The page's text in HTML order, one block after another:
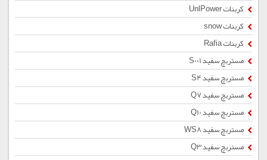
کربنات UnlPower
کربنات snow
کربنات Rafia
مستربچ سفید S001
مستربچ سفید S4
مستربچ سفید Q7
مستربچ سفید Q10
مستربچ سفید WS8
مستربچ سفید Q3